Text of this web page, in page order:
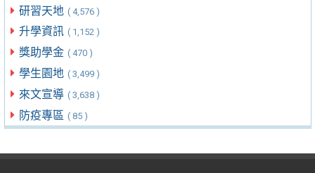
研習天地 ( 4,576 )
升學資訊 ( 1,152 )
獎助學金 ( 470 )
學生園地 ( 3,499 )
來文宣導 ( 3,638 )
防疫專區 ( 85 )